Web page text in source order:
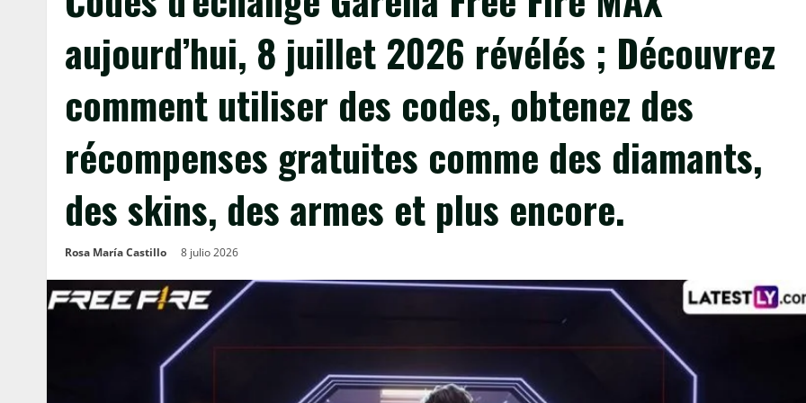
aujourd’hui, 8 juillet 2026 révélés ; Découvrez
comment utiliser des codes, obtenez des
récompenses gratuites comme des diamants,
des skins, des armes et plus encore.
Rosa María Castillo 8 julio 2026